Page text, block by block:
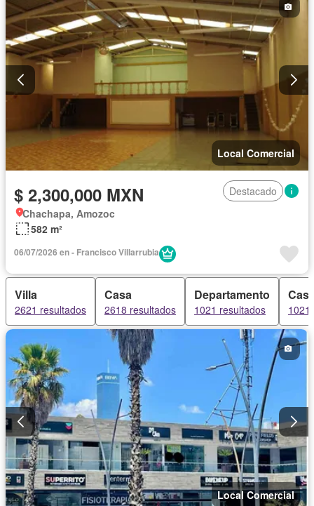
Local Comercial
$ 2,300,000 MXN
Destacado
Chachapa, Amozoc
582 m²
06/07/2026 en - Francisco Villarrubia
Villa
2621 resultados
Casa
2618 resultados
Departamento
1021 resultados 1021
Local Comercial